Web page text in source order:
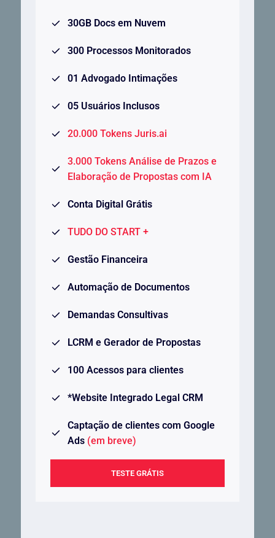
30GB Docs em Nuvem
300 Processos Monitorados
01 Advogado Intimações
05 Usuários Inclusos
20.000 Tokens Juris.ai
3.000 Tokens Análise de Prazos e
Elaboração de Propostas com IA
Conta Digital Grátis
TUDO DO START +
Gestão Financeira
Automação de Documentos
Demandas Consultivas
LCRM e Gerador de Propostas
100 Acessos para clientes
*Website Integrado Legal CRM
Captação de clientes com Google
Ads (em breve)
TESTE GRÁTIS